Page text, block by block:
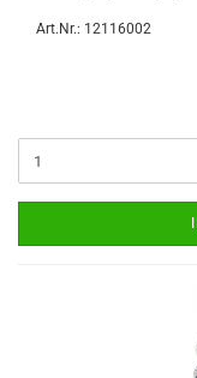
Art.Nr.: 12116002